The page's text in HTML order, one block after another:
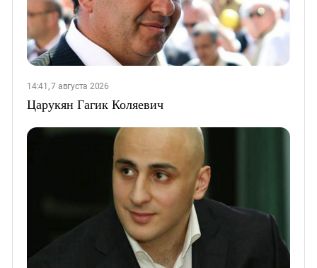
14:41, 7 августа 2026
Царукян Гагик Коляевич